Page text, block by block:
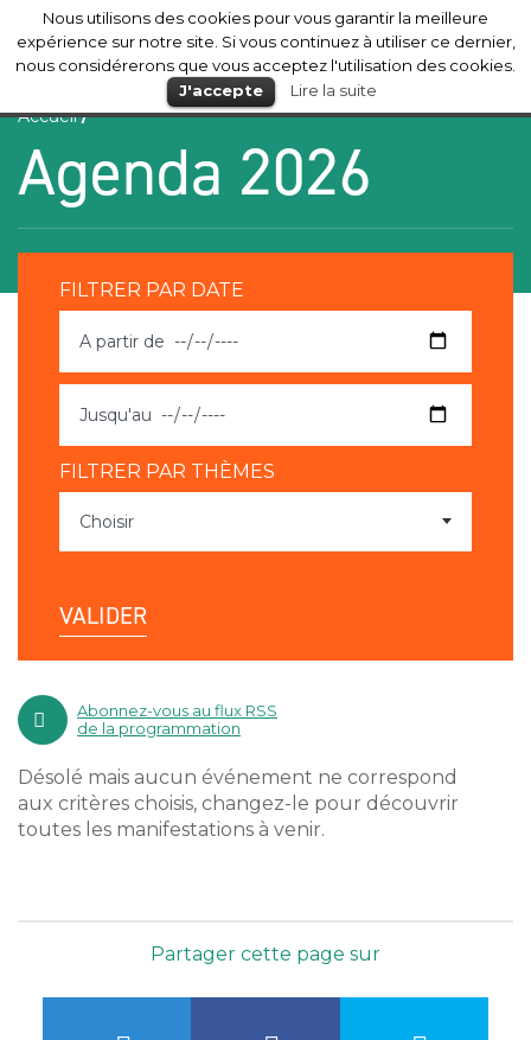
Mérignac
Accueil/
Agenda 2026
FILTRER PAR DATE
FILTRER PAR THÈMES
Choisir
VALIDER
Abonnez-vous au flux RSS
de la programmation
Désolé mais aucun événement ne correspond
aux critères choisis, changez-le pour découvrir
toutes les manifestations à venir.
Partager cette page sur
Nous utilisons des cookies pour vous garantir la meilleure
expérience sur notre site. Si vous continuez à utiliser ce dernier,
nous considérerons que vous acceptez l'utilisation des cookies.
J'accepte
Lire la suite